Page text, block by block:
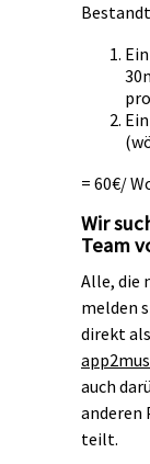
= 60€/
Wir
Team
Alle, die
melden
direkt
auch
teilt.